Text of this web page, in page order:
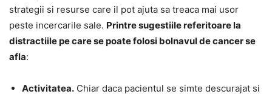
strategii si resurse care il pot ajuta sa treaca mai usor
peste incercarile sale. Printre sugestiile referitoare la
distractiile pe care se poate folosi bolnavul de cancer se
afla:
Activitatea. Chiar daca pacientul se simte descurajat si